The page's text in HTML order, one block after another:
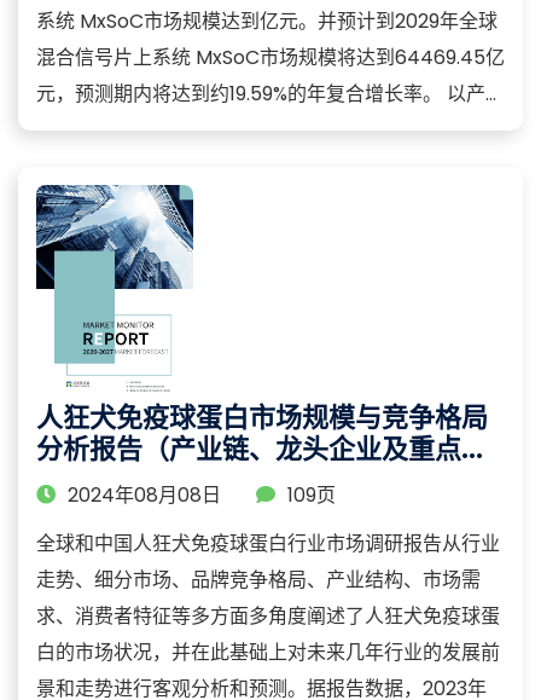
系统 MxSoC市场规模达到亿元。并预计到2029年全球
混合信号片上系统 MxSoC市场规模将达到64469.45亿
元，预测期内将达到约19.59%的年复合增长率。 以产...
人狂犬免疫球蛋白市场规模与竞争格局
分析报告（产业链、龙头企业及重点区
域研究）
2024年08月08日
109页
全球和中国人狂犬免疫球蛋白行业市场调研报告从行业
走势、细分市场、品牌竞争格局、产业结构、市场需
求、消费者特征等多方面多角度阐述了人狂犬免疫球蛋
白的市场状况，并在此基础上对未来几年行业的发展前
景和走势进行客观分析和预测。据报告数据，2023年